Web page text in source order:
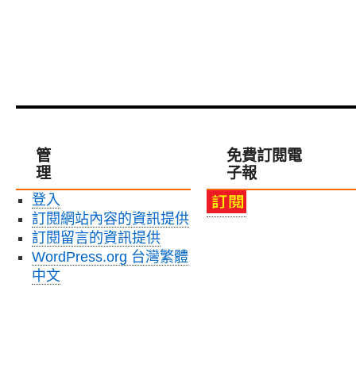
管
理
登入
訂閱網站內容的資訊提供
訂閱留言的資訊提供
WordPress.org 台灣繁體
中文
免費訂閱電
子報